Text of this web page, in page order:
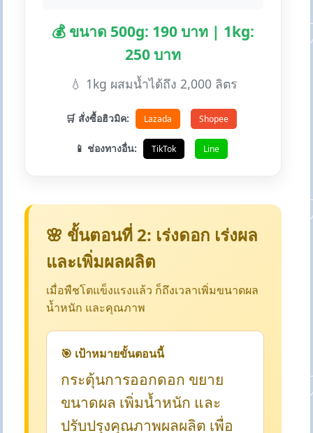
💰 ขนาด 500g: 190 บาท | 1kg:
250 บาท
💧 1kg ผสมน้ำได้ถึง 2,000 ลิตร
🛒 สั่งซื้อฮิวมิค: Lazada Shopee
📱 ช่องทางอื่น: TikTok Line
🌸 ขั้นตอนที่ 2: เร่งดอก เร่งผล
และเพิ่มผลผลิต
เมื่อพืชโตแข็งแรงแล้ว ก็ถึงเวลาเพิ่มขนาดผล
น้ำหนัก และคุณภาพ
🎯 เป้าหมายขั้นตอนนี้
กระตุ้นการออกดอก ขยาย
ขนาดผล เพิ่มน้ำหนัก และ
ปรับปรุงคุณภาพผลผลิต เพื่อ